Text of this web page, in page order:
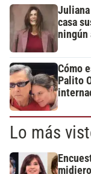
casa
ningún
Cómo
Palito
Lo más